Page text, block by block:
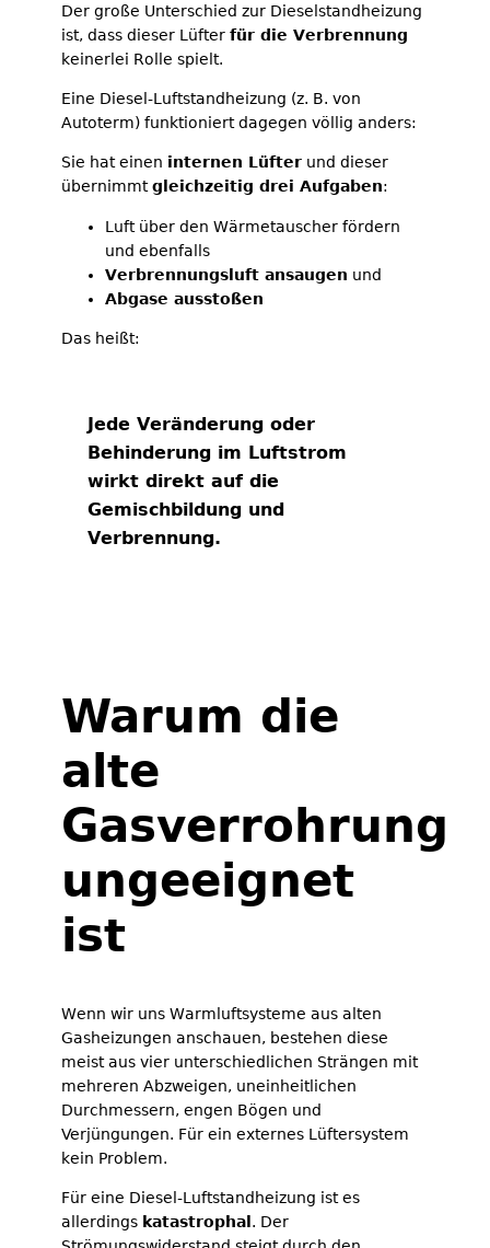
Der große Unterschied zur Dieselstandheizung
ist, dass dieser Lüfter für die Verbrennung
keinerlei Rolle spielt.
Eine Diesel-Luftstandheizung (z. B. von
Autoterm) funktioniert dagegen völlig anders:
Sie hat einen internen Lüfter und dieser
übernimmtgleichzeitig drei Aufgaben:
Luft über den Wärmetauscher fördern
und ebenfalls
Verbrennungsluft ansaugen und
Abgase ausstoßen
Das heißt:
Jede Veränderung oder
Behinderung im Luftstrom
wirkt direkt auf die
Gemischbildung und
Verbrennung.
Warum die
alte
Gasverrohrung
ungeeignet
ist
Wenn wir uns Warmluftsysteme aus alten
Gasheizungen anschauen, bestehen diese
meist aus vier unterschiedlichen Strängen mit
mehreren Abzweigen, uneinheitlichen
Durchmessern, engen Bögen und
Verjüngungen. Für ein externes Lüftersystem
kein Problem.
Für eine Diesel-Luftstandheizung ist es
allerdings katastrophal . Der